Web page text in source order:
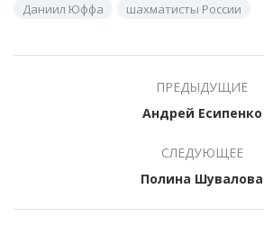
Даниил Юффа шахматисты России
ПРЕДЫДУЩИЕ
Андрей Есипенко
СЛЕДУЮЩЕЕ
Полина Шувалова